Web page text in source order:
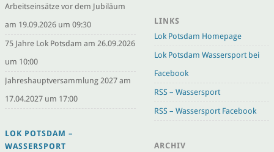
Arbeitseinsätze vor dem Jubiläum
am 19.09.2026 um 09:30
75 Jahre Lok Potsdam am 26.09.2026
um 10:00
Jahreshauptversammlung 2027 am
17.04.2027 um 17:00
LOK POTSDAM –
WASSERSPORT
LINKS
Lok Potsdam Homepage
Lok Potsdam Wassersport bei
Facebook
RSS – Wassersport
RSS – Wassersport Facebook
ARCHIV